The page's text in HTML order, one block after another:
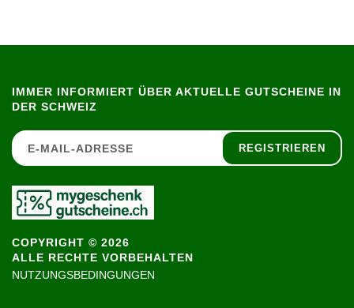
COPYRIGHT © 2026
ALLE RECHTE VORBEHALTEN
NUTZUNGSBEDINGUNGEN
IMMER INFORMIERT ÜBER AKTUELLE GUTSCHEINE IN
DER SCHWEIZ
REGISTRIEREN